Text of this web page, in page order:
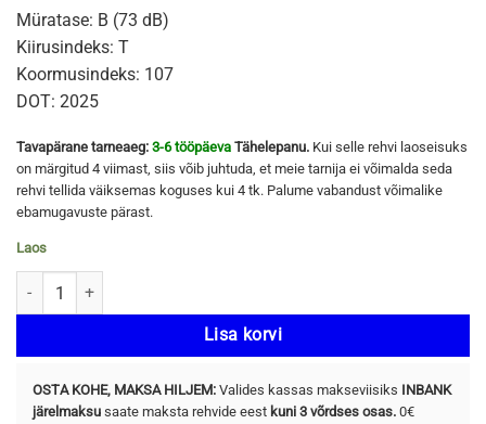
Müratase: B (73 dB)
Kiirusindeks: T
Koormusindeks: 107
DOT: 2025
Tavapärane tarneaeg: 3-6 tööpäeva Tähelepanu. Kui selle rehvi laoseisuks
on märgitud 4 viimast, siis võib juhtuda, et meie tarnija ei võimalda seda
rehvi tellida väiksemas koguses kui 4 tk. Palume vabandust võimalike
ebamugavuste pärast.
Laos
HANKOOK WINTER I*CEPT IZ3 X (W636A) 255/50 R19 107T kogus
Lisa korvi
OSTA KOHE, MAKSA HILJEM: Valides kassas makseviisiks INBANK
järelmaksu saate maksta rehvide eest kuni 3 võrdses osas. 0€